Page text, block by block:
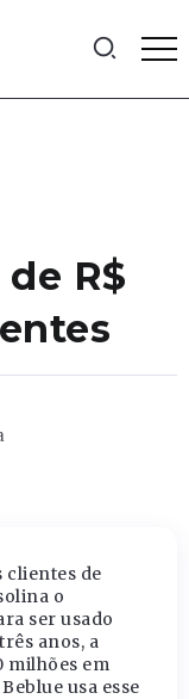
R$
clientes de
o
ser usado
anos, a
milhões em
usa esse